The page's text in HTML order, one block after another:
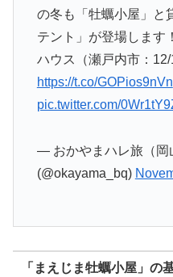
の冬も「牡蠣小屋」と
テント」が登場します
ハウス（瀬戸内市：12/
https://t.co/GOPios9nVn
pic.twitter.com/
— おかやまハレ旅（岡
(@okayama_bq)
「まえじま牡蠣小屋」の